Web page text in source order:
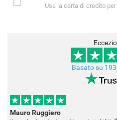
Usa la carta di credito
Basato su
Mauro Ruggiero